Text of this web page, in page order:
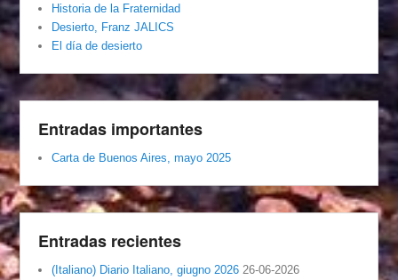
Historia de la Fraternidad
Desierto, Franz JALICS
El día de desierto
Entradas importantes
Carta de Buenos Aires, mayo 2025
Entradas recientes
(Italiano) Diario Italiano, giugno 2026 26-06-2026